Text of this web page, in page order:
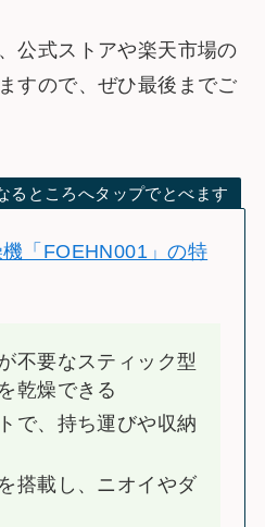
公式ストアや楽天市場の
すので、ぜひ最後までご
るところへタップでとべます
「FOEHN001」の特
不要なスティック型
乾燥できる
で、持ち運びや収納
搭載し、ニオイやダ